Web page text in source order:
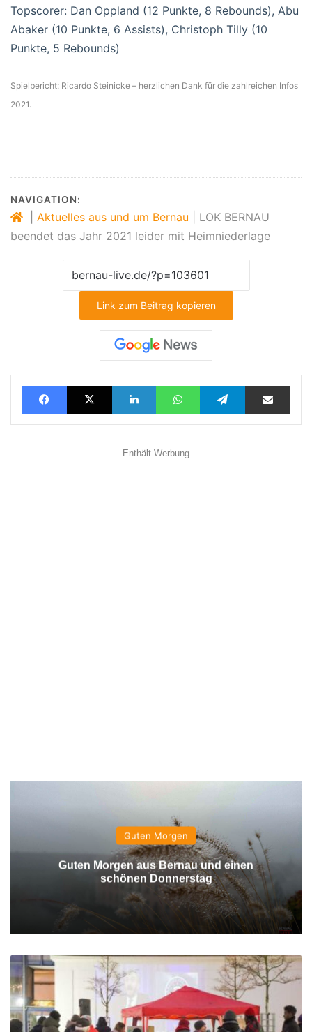
Topscorer: Dan Oppland (12 Punkte, 8 Rebounds), Abu
Abaker (10 Punkte, 6 Assists), Christoph Tilly (10
Punkte, 5 Rebounds)
Spielbericht: Ricardo Steinicke – herzlichen Dank für die zahlreichen Infos
2021.
NAVIGATION:
Aktuelles aus und um Bernau
LOK BERNAU
beendet das Jahr 2021 leider mit Heimniederlage
Link zum Beitrag kopieren
FacebookX LinkedInWhatsAppTelegramTeilen via E-Mail
Enthält Werbung
Guten Morgen
Guten Morgen aus Bernau und einen
schönen Donnerstag